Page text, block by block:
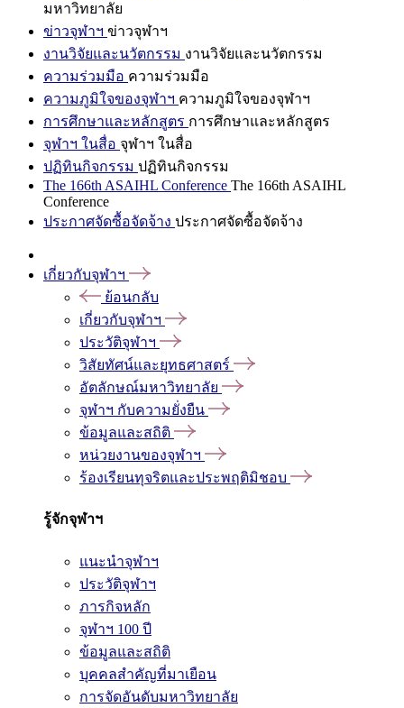
มหาวิทยาลัย
ข่าวจุฬาฯ ข่าวจุฬาฯ
งานวิจัยและนวัตกรรม งานวิจัยและนวัตกรรม
ความร่วมมือ ความร่วมมือ
ความภูมิใจของจุฬาฯ ความภูมิใจของจุฬาฯ
การศึกษาและหลักสูตร การศึกษาและหลักสูตร
จุฬาฯ ในสื่อ จุฬาฯ ในสื่อ
ปฏิทินกิจกรรม ปฏิทินกิจกรรม
The 166th ASAIHL Conference The 166th ASAIHL
Conference
ประกาศจัดซื้อจัดจ้าง ประกาศจัดซื้อจัดจ้าง
เกี่ยวกับจุฬาฯ
ย้อนกลับ
เกี่ยวกับจุฬาฯ
ประวัติจุฬาฯ
วิสัยทัศน์และยุทธศาสตร์
อัตลักษณ์มหาวิทยาลัย
จุฬาฯ กับความยั่งยืน
ข้อมูลและสถิติ
หน่วยงานของจุฬาฯ
ร้องเรียนทุจริตและประพฤติมิชอบ
รู้จักจุฬาฯ
แนะนำจุฬาฯ
ประวัติจุฬาฯ
ภารกิจหลัก
จุฬาฯ 100 ปี
ข้อมูลและสถิติ
บุคคลสำคัญที่มาเยือน
การจัดอันดับมหาวิทยาลัย